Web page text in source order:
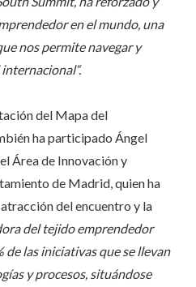
en el mundo, una
nos permite navegar y
del Mapa del
ha participado Ángel
Área de Innovación y
de Madrid, quien ha
del encuentro y la
del tejido emprendedor
de las iniciativas que se llevan
y procesos, situándose